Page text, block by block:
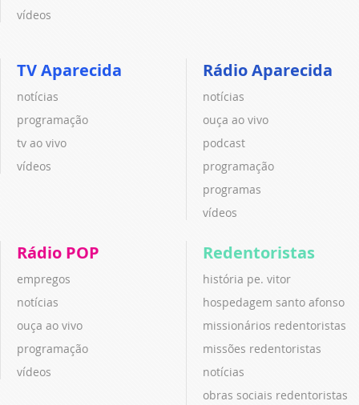
vídeos
TV Aparecida
notícias
programação
tv ao vivo
vídeos
Rádio Aparecida
notícias
ouça ao vivo
podcast
programação
programas
vídeos
Rádio POP
empregos
notícias
ouça ao vivo
programação
vídeos
Redentoristas
história pe. vitor
hospedagem santo afonso
missionários redentoristas
missões redentoristas
notícias
obras sociais redentoristas